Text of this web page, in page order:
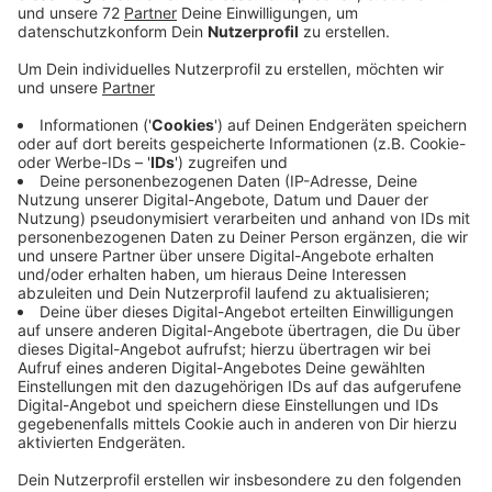
neusten Dingen in deiner Umgebung.
Veröffentlicht:Montag, 05.02.2024 15:55
Anzeige
Von Spitznamen über Cafés bis hin zu
Karnevalskostümen. Entdecke gemeinsam mit Steve
Ridder das Besondere im Kreis Steinfurt und darüber
hinaus. "Steve sucht" ist dein interaktiver Mittwoch bei
RADIO RST. Schicke uns gerne auch deine Vorschläge.
Sei live mit dabeiam Nachmittag von 13 - 18 Uhrund
online aufRADIO RST Instagram. Hast du noch eine
Suchaktion für Steve, schicke uns ganz einfach per
WhatsAppoder fülle unser Formular aus (weiter
unten).